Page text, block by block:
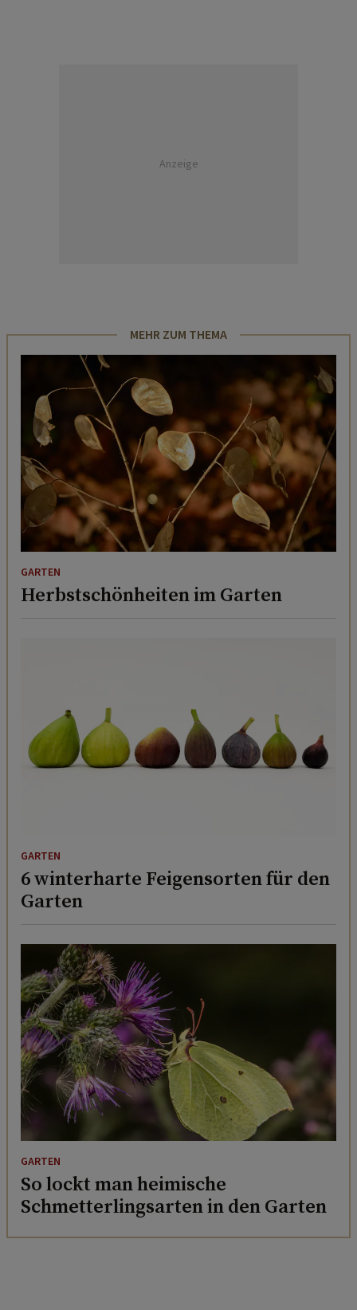
Anzeige
MEHR ZUM THEMA
GARTEN
Herbstschönheiten im Garten
GARTEN
6 winterharte Feigensorten für den
Garten
GARTEN
So lockt man heimische
Schmetterlingsarten in den Garten